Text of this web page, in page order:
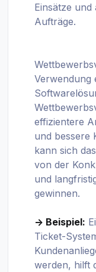
Einsätze und
Aufträge.
Verwendung
effizientere
und bessere
kann sich
von der
und
gewinnen.
-> Beispiel:
Ticket-
werden, hilft